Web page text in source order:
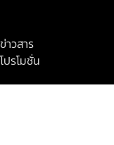
ข่าวสาร
โปรโมชั่น